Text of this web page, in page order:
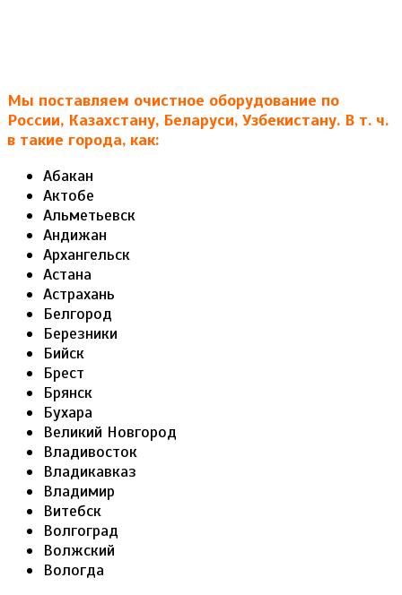
Мы поставляем очистное оборудование по
России, Казахстану, Беларуси, Узбекистану. В т. ч.
в такие города, как:
Абакан
Актобе
Альметьевск
Андижан
Архангельск
Астана
Астрахань
Белгород
Березники
Бийск
Брест
Брянск
Бухара
Великий Новгород
Владивосток
Владикавказ
Владимир
Витебск
Волгоград
Волжский
Вологда